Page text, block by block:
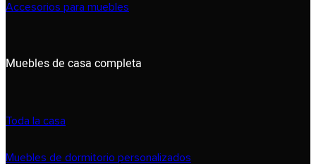
Accesorios para muebles
Muebles de casa completa
Toda la casa
Muebles de dormitorio personalizados